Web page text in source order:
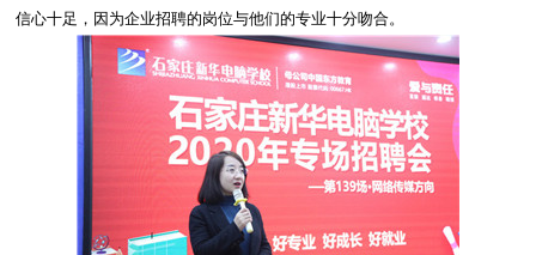
信心十足，因为企业招聘的岗位与他们的专业十分吻合。